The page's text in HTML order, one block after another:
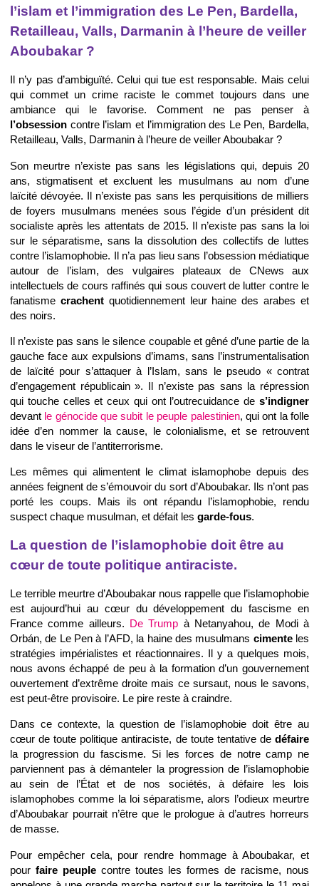
l’islam et l’immigration des Le Pen, Bardella,
Retailleau, Valls, Darmanin à l’heure de veiller
Aboubakar ?
Il n’y pas d’ambiguïté. Celui qui tue est responsable. Mais celui
qui commet un crime raciste le commet toujours dans une
ambiance qui le favorise. Comment ne pas penser à
l’obsession contre l’islam et l’immigration des Le Pen, Bardella,
Retailleau, Valls, Darmanin à l’heure de veiller Aboubakar ?
Son meurtre n’existe pas sans les législations qui, depuis 20
ans, stigmatisent et excluent les musulmans au nom d’une
laïcité dévoyée. Il n’existe pas sans les perquisitions de milliers
de foyers musulmans menées sous l’égide d’un président dit
socialiste après les attentats de 2015. Il n’existe pas sans la loi
sur le séparatisme, sans la dissolution des collectifs de luttes
contre l’islamophobie. Il n’a pas lieu sans l’obsession médiatique
autour de l’islam, des vulgaires plateaux de CNews aux
intellectuels de cours raffinés qui sous couvert de lutter contre le
fanatisme crachentquotidiennement leur haine des arabes et
des noirs.
Il n’existe pas sans le silence coupable et gêné d’une partie de la
gauche face aux expulsions d’imams, sans l’instrumentalisation
de laïcité pour s’attaquer à l’Islam, sans le pseudo « contrat
d’engagement républicain ». Il n’existe pas sans la répression
qui touche celles et ceux qui ont l’outrecuidance de s’indigner
devant le génocide que subit le peuple palestinien, qui ont la folle
idée d’en nommer la cause, le colonialisme, et se retrouvent
dans le viseur de l’antiterrorisme.
Les mêmes qui alimentent le climat islamophobe depuis des
années feignent de s’émouvoir du sort d’Aboubakar. Ils n’ont pas
porté les coups. Mais ils ont répandu l’islamophobie, rendu
suspect chaque musulman, et défait les garde-fous.
La question de l’islamophobie doit être au
cœur de toute politique antiraciste.
Le terrible meurtre d’Aboubakar nous rappelle que l’islamophobie
est aujourd’hui au cœur du développement du fascisme en
France comme ailleurs. De Trump à Netanyahou, de Modi à
Orbán, de Le Pen à l’AFD, la haine des musulmans cimenteles
stratégies impérialistes et réactionnaires. Il y a quelques mois,
nous avons échappé de peu à la formation d’un gouvernement
ouvertement d’extrême droite mais ce sursaut, nous le savons,
est peut-être provisoire. Le pire reste à craindre.
Dans ce contexte, la question de l’islamophobie doit être au
cœur de toute politique antiraciste, de toute tentative de défaire
la progression du fascisme. Si les forces de notre camp ne
parviennent pas à démanteler la progression de l’islamophobie
au sein de l’État et de nos sociétés, à défaire les lois
islamophobes comme la loi séparatisme, alors l’odieux meurtre
d’Aboubakar pourrait n’être que le prologue à d’autres horreurs
de masse.
Pour empêcher cela, pour rendre hommage à Aboubakar, et
pour faire peuplecontre toutes les formes de racisme, nous